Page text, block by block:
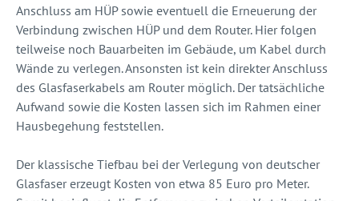
Anschluss am HÜP sowie eventuell die Erneuerung der
Verbindung zwischen HÜP und dem Router. Hier folgen
teilweise noch Bauarbeiten im Gebäude, um Kabel durch
Wände zu verlegen. Ansonsten ist kein direkter Anschluss
des Glasfaserkabels am Router möglich. Der tatsächliche
Aufwand sowie die Kosten lassen sich im Rahmen einer
Hausbegehung feststellen.
Der klassische Tiefbau bei der Verlegung von deutscher
Glasfaser erzeugt Kosten von etwa 85 Euro pro Meter.